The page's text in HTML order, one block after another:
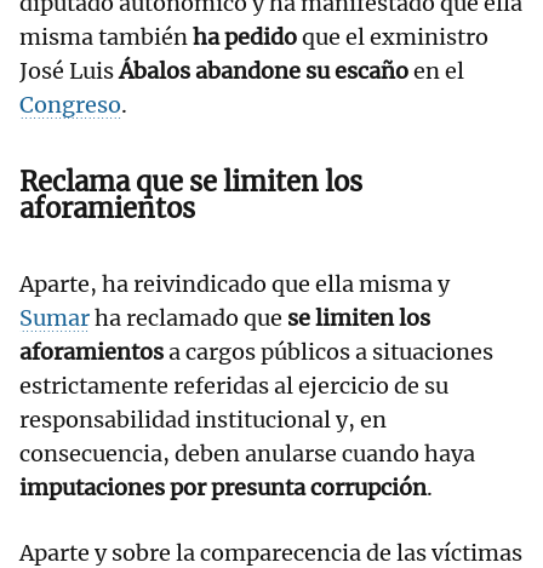
misma tambiénha pedidoque el exministro
José LuisÁbalos abandone su escañoen el
Congreso.
Reclama que se limiten los
aforamientos
Aparte, ha reivindicado que ella misma y
Sumarha reclamado que se limiten los
aforamientosa cargos públicos a situaciones
estrictamente referidas al ejercicio de su
responsabilidad institucional y, en
consecuencia, deben anularse cuando haya
imputaciones por presunta corrupción.
Aparte y sobre la comparecencia de las víctimas